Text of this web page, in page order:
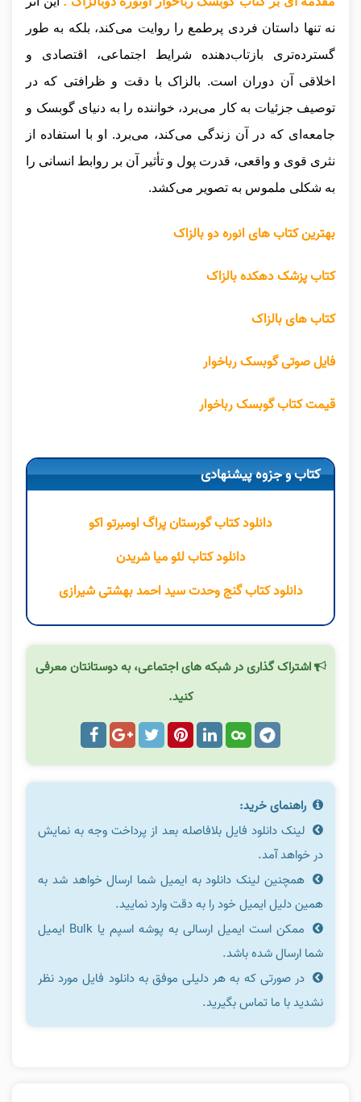
نه تنها داستان فردی پرطمع را روایت می‌کند، بلکه به طور
گسترده‌تری بازتاب‌دهنده شرایط اجتماعی، اقتصادی و
اخلاقی آن دوران است. بالزاک با دقت و ظرافتی که در
توصیف جزئیات به کار می‌برد، خواننده را به دنیای گوبسک و
جامعه‌ای که در آن زندگی می‌کند، می‌برد. او با استفاده از
نثری قوی و واقعی، قدرت پول و تأثیر آن بر روابط انسانی را
به شکلی ملموس به تصویر می‌کشد.
بهترین کتاب های انوره دو بالزاک
کتاب پزشک دهکده بالزاک
کتاب های بالزاک
فایل صوتی گوبسک رباخوار
قیمت کتاب گوبسک رباخوار
کتاب و جزوه پیشنهادی
دانلود کتاب گورستان پراگ اومبرتو اکو
دانلود کتاب لئو میا شریدن
دانلود کتاب گنج وحدت سید احمد بهشتی شیرازی
اشتراک گذاری در شبکه های اجتماعی، به دوستانتان معرفی
کنید.
راهنمای خرید:
لینک دانلود فایل بلافاصله بعد از پرداخت وجه به نمایش
در خواهد آمد.
همچنین لینک دانلود به ایمیل شما ارسال خواهد شد به
همین دلیل ایمیل خود را به دقت وارد نمایید.
ممکن است ایمیل ارسالی به پوشه اسپم یا Bulk ایمیل
شما ارسال شده باشد.
در صورتی که به هر دلیلی موفق به دانلود فایل مورد نظر
نشدید با ما تماس بگیرید.